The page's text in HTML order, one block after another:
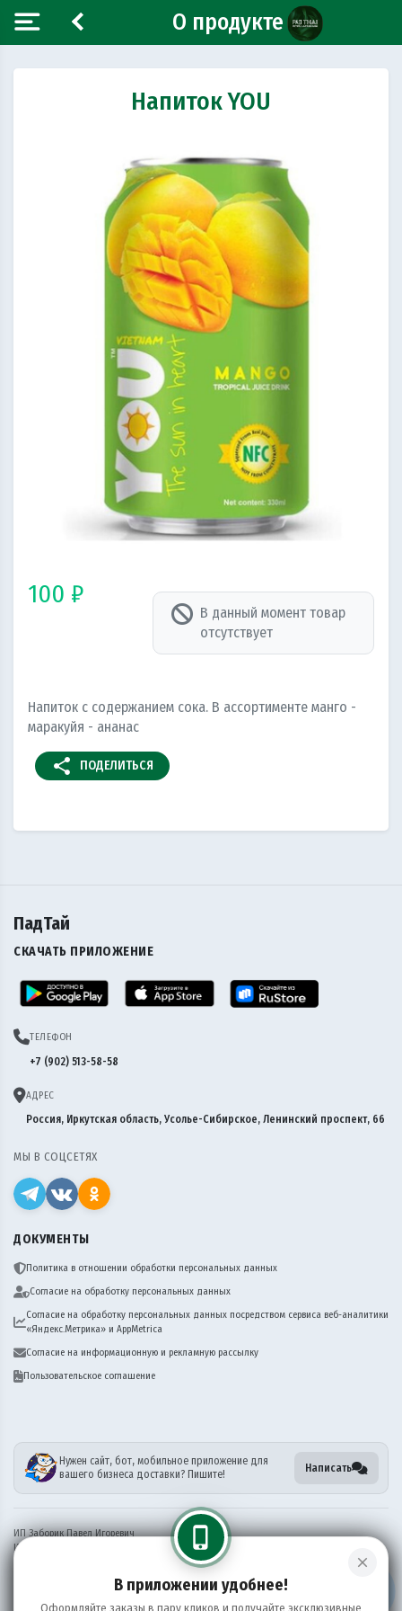
О продукте
Напиток YOU
100 ₽
В данный момент товар
отсутствует
Напиток с содержанием сока. В ассортименте манго -
маракуйя - ананас
share ПОДЕЛИТЬСЯ
ПадТай
СКАЧАТЬ ПРИЛОЖЕНИЕ
ТЕЛЕФОН
+7 (902) 513-58-58
АДРЕС
Россия, Иркутская область, Усолье-Сибирское, Ленинский проспект, 66
МЫ В СОЦСЕТЯХ
ДОКУМЕНТЫ
Политика в отношении обработки персональных данных
Согласие на обработку персональных данных
Согласие на обработку персональных данных посредством сервиса веб-аналитики
«Яндекс.Метрика» и AppMetrica
Согласие на информационную и рекламную рассылку
Пользовательское соглашение
Нужен сайт, бот, мобильное приложение для
вашего бизнеса доставки? Пишите!
Написать
ИП Заборик Павел Игоревич
ИНН 381911006174
Информация на сайте носит справочный характер и не является публичной офертой
close
phone_iphone
В приложении удобнее!
Оформляйте заказы в пару кликов и получайте эксклюзивные